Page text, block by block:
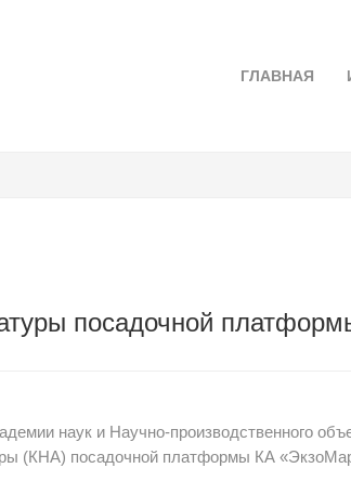
ГЛАВНАЯ
посадочной
наук и Научно-производственного
(КНА) посадочной платформы КА